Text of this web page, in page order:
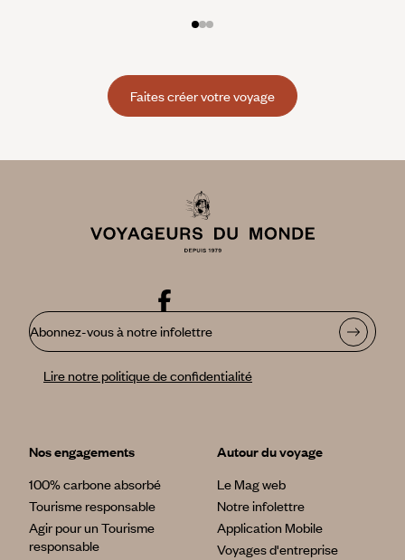
Faites créer votre voyage
Abonnez-vous à notre infolettre
Lire notre politique de confidentialité
Nos engagements
100% carbone absorbé
Tourisme responsable
Agir pour un Tourisme
responsable
Autour du voyage
Le Mag web
Notre infolettre
Application Mobile
Voyages d'entreprise